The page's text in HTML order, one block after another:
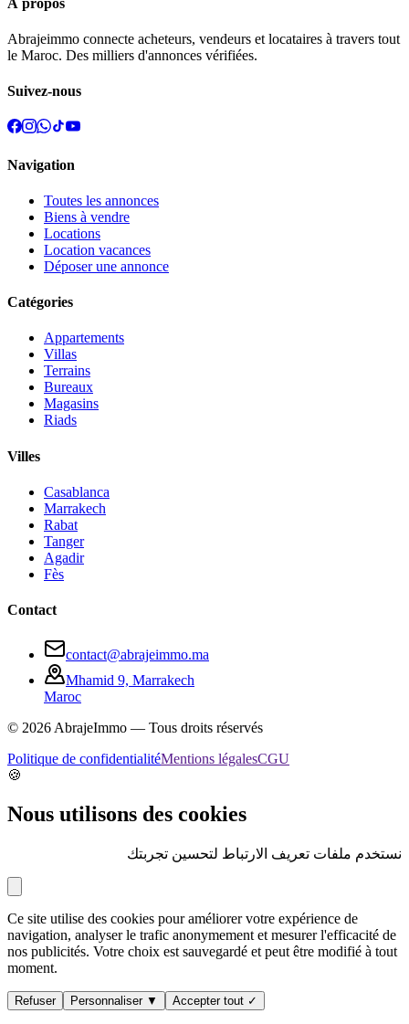
Abrajeimmo connecte acheteurs, vendeurs et locataires à travers tout
le Maroc. Des milliers d'annonces vérifiées.
Suivez-nous
Navigation
Toutes les annonces
Biens à vendre
Locations
Location vacances
Déposer une annonce
Catégories
Appartements
Villas
Terrains
Bureaux
Magasins
Riads
Villes
Casablanca
Marrakech
Rabat
Tanger
Agadir
Fès
Contact
contact@abrajeimmo.ma
Mhamid 9, Marrakech
Maroc
© 2026AbrajeImmo — Tous droits réservés
Politique de confidentialitéMentions légalesCGU
🍪
Nous utilisons des cookies
نستخدم ملفات تعريف الارتباط لتحسين تجربتك
Ce site utilise des cookies pour améliorer votre expérience de
navigation, analyser le trafic anonymement et mesurer l'efficacité de
nos publicités. Votre choix est sauvegardé et peut être modifié à tout
moment.
Refuser Personnaliser ▼ Accepter tout ✓